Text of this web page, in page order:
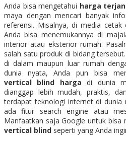
Anda bisa mengetahui harga
maya dengan mencari banyak
referensi. Misalnya, di media cetak
Anda bisa menemukannya di
interior atau eksterior rumah.
salah satu produk di bidang
di dalam maupun luar rumah
dunia nyata, Anda pun bisa
vertical blind harga di dunia
dianggap lebih mudah, praktis,
terdapat teknologi internet di dunia
ada fitur search engine atau
Manfaatkan saja Google untuk bisa
vertical blind seperti yang Anda